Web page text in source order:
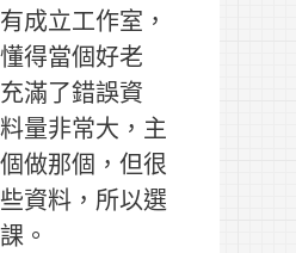
成立工作室，
得當個好老
滿了錯誤資
量非常大，主
做那個，但很
資料，所以選
。